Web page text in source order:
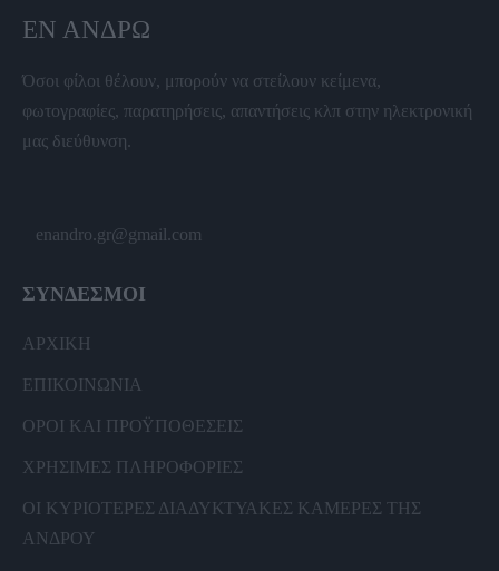
ΕΝ ΆΝΔΡΩ
Όσοι φίλοι θέλουν, μπορούν να στείλουν κείμενα,
φωτογραφίες, παρατηρήσεις, απαντήσεις κλπ στην ηλεκτρονική
μας διεύθυνση.
enandro.gr@gmail.com
ΣΥΝΔΕΣΜΟΙ
ΑΡΧΙΚΗ
ΕΠΙΚΟΙΝΩΝΙΑ
ΟΡΟΙ ΚΑΙ ΠΡΟΫΠΟΘΕΣΕΙΣ
ΧΡΗΣΙΜΕΣ ΠΛΗΡΟΦΟΡΙΕΣ
ΟΙ ΚΥΡΙΟΤΕΡΕΣ ΔΙΑΔΥΚΤΥΑΚΕΣ ΚΑΜΕΡΕΣ ΤΗΣ
ΑΝΔΡΟΥ